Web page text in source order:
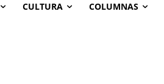
CULTURA COLUMNAS